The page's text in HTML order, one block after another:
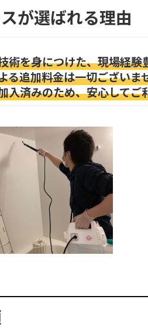
が選ばれる理由
を身につけた、現場経験
る追加料金は一切ございま
済みのため、安心してご